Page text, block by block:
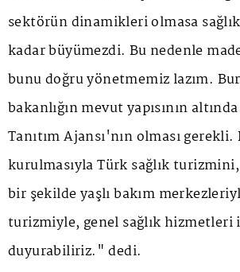
sektörün dinamikleri olmasa
kadar büyümezdi. Bu nedenle
bunu doğru yönetmemiz lazım.
bakanlığın mevut yapısının
Tanıtım Ajansı'nın olması
kurulmasıyla Türk sağlık
bir şekilde yaşlı bakım
turizmiyle, genel sağlık hizmetleri
duyurabiliriz." dedi.